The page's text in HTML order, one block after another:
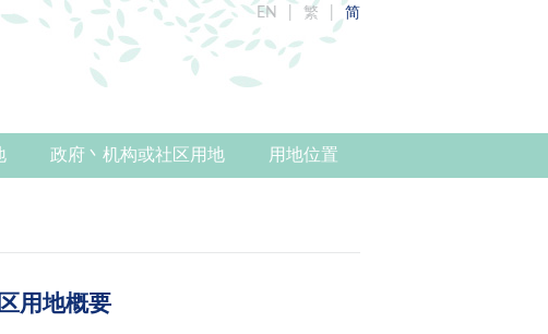
EN 繁 简
政府丶机构或社区用地 用地位置
用地概要